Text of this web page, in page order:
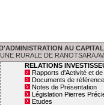
AU
RURALE DE RANOTSARA
RELATIONS
Rapports d'Activité et
Documents de référence
Notes de Présentation
Législation Pierres
Etudes